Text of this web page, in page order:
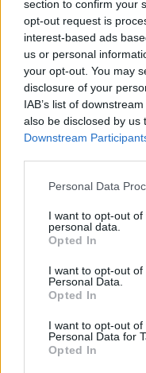
section to confirm your
opt-out request is
interest-based ads
us or personal
your opt-out. You may
disclosure of your
IAB’s list of
also be disclosed by us
Downstream
Please note that this
not limited to your visit
grant or deny consent
use your data for
consent section.
Personal Data
I want to opt-out
personal data.
Opted In
I want to opt-out
Personal Data.
Opted In
I want to opt-out
Personal Data for
Opted In
che hanno
“assoluzione” a
legge e per le
prestano a
che il successo
contenzioso extra
binomio che
alcuni osservatori
scelte di
Ilaria
Ilaria
Dall'Ara
coordina le
commenti.